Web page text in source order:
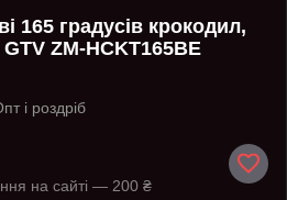
165 градусів крокодил,
ZM-HCKT165BE
і роздріб
на сайті — 200 ₴